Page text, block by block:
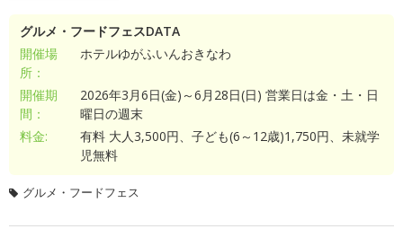
グルメ・フードフェスDATA
開催場
所：
ホテルゆがふいんおきなわ
開催期
間：
2026年3月6日(金)～6月28日(日) 営業日は金・土・日
曜日の週末
料金:
有料 大人3,500円、子ども(6～12歳)1,750円、未就学
児無料
グルメ・フードフェス